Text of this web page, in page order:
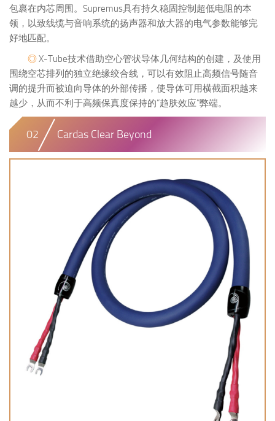
包裹在内芯周围。Supremus具有持久稳固控制超低电阻的本
领，以致线缆与音响系统的扬声器和放大器的电气参数能够完
好地匹配。
◎X-Tube技术借助空心管状导体几何结构的创建，及使用
围绕空芯排列的独立绝缘绞合线，可以有效阻止高频信号随音
调的提升而被迫向导体的外部传播，使导体可用横截面积越来
越少，从而不利于高频保真度保持的“趋肤效应”弊端。
02 Cardas Clear Beyond